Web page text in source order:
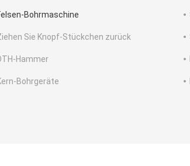
Bohrmaschine
Sie Knopf-Stückchen zurück
Hammer
Bohrgeräte